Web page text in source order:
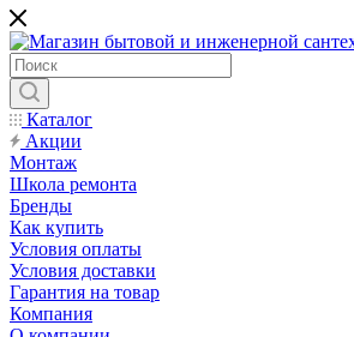
Каталог
Акции
Монтаж
Школа ремонта
Бренды
Как купить
Условия оплаты
Условия доставки
Гарантия на товар
Компания